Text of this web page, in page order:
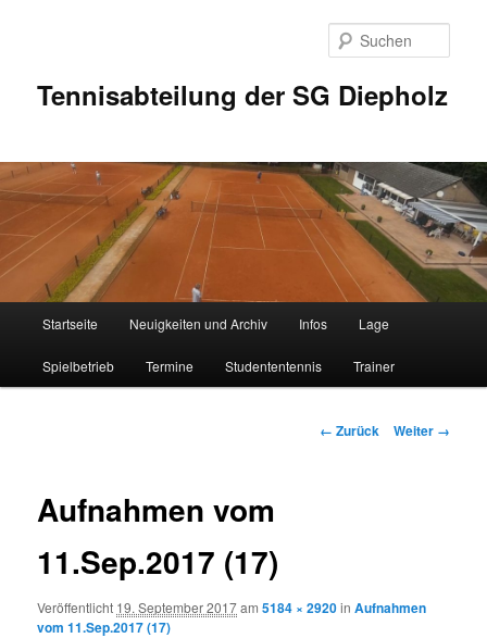
Tennisabteilung der SG Diepholz
Startseite Neuigkeiten und Archiv Infos Lage
Spielbetrieb Termine Studententennis Trainer
Bilder-
← Zurück Weiter →
Aufnahmen vom
11.Sep.2017 (17)
Veröffentlicht 19. September 2017am5184 × 2920inAufnahmen
vom 11.Sep.2017 (17)